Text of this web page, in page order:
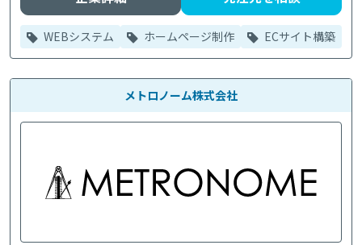
WEBシステム ホームページ制作 ECサイト構築
メトロノーム株式会社